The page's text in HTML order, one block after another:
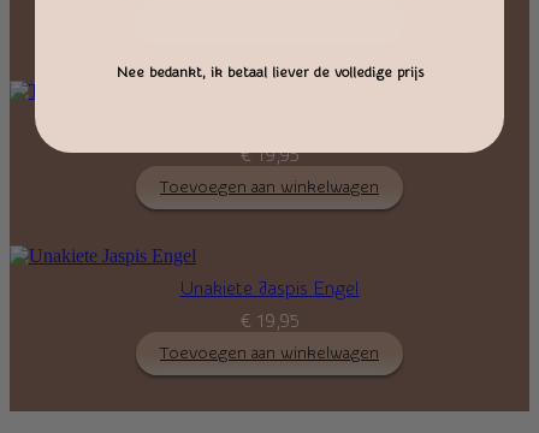
€19,95
Toevoegen aan winkelwagen
Unakiete Jaspis Engel
€ 19,95
Toevoegen aan winkelwagen
Nee bedankt, ik betaal liever de volledige prijs